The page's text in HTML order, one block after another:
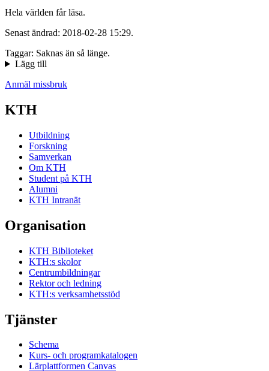
Hela världen får läsa.
Senast ändrad: 2018-02-28 15:29.
Taggar: Saknas än så länge.
Lägg till
Anmäl missbruk
KTH
Utbildning
Forskning
Samverkan
Om KTH
Student på KTH
Alumni
KTH Intranät
Organisation
KTH Biblioteket
KTH:s skolor
Centrumbildningar
Rektor och ledning
KTH:s verksamhetsstöd
Tjänster
Schema
Kurs- och programkatalogen
Lärplattformen Canvas